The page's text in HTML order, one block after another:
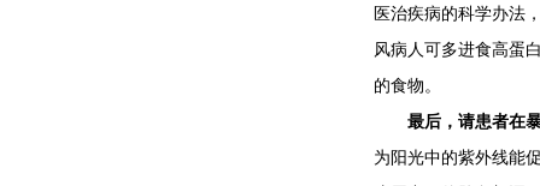
医治疾病的科学办法
风病人可多进食高蛋
的食物。
最后，请患者在
为阳光中的紫外线能